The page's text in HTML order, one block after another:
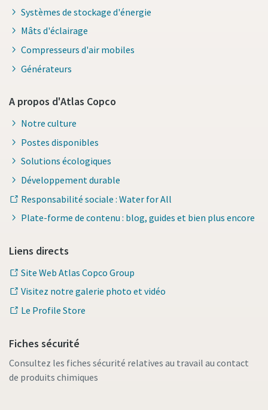
Systèmes de stockage d'énergie
Mâts d'éclairage
Compresseurs d'air mobiles
Générateurs
A propos d'Atlas Copco
Notre culture
Postes disponibles
Solutions écologiques
Développement durable
Responsabilité sociale : Water for All
Plate-forme de contenu : blog, guides et bien plus encore
Liens directs
Site Web Atlas Copco Group
Visitez notre galerie photo et vidéo
Le Profile Store
Fiches sécurité
Consultez les fiches sécurité relatives au travail au contact
de produits chimiques